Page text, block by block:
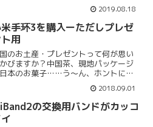
か入手できない状態が続いていまし
。最近になって、ようやく小米のサイ
ら普通に購入できるようになり、わ
も2週間...
2019.08.18
手环3を購入ーただしプレゼ
用
のお土産・プレゼントって何が思い
びますか？中国茶、現地パッケージ
本のお菓子……う〜ん、ホントに適
なお土産って無いんだなぁ（笑）小米
环（MiBand）はお土産・プレゼントに
この度知り合いが上海を離れること
り、何か良いお...
2018.09.01
の交換用バンドがカッコ